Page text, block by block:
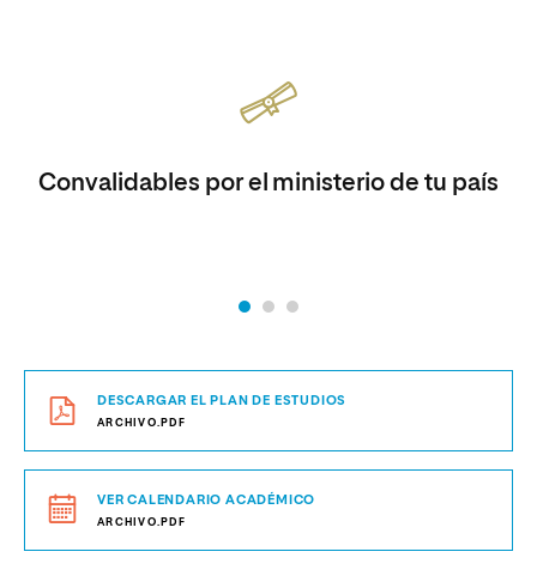
Convalidables por el ministerio de tu país
DESCARGAR EL PLAN DE ESTUDIOS
ARCHIVO.PDF
VER CALENDARIO ACADÉMICO
ARCHIVO.PDF